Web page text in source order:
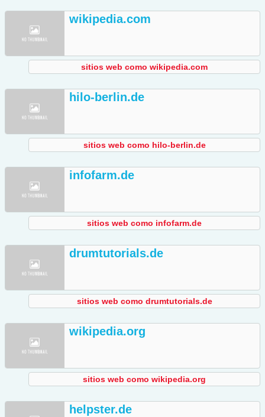
wikipedia.com
sitios web como wikipedia.com
hilo-berlin.de
sitios web como hilo-berlin.de
infofarm.de
sitios web como infofarm.de
drumtutorials.de
sitios web como drumtutorials.de
wikipedia.org
sitios web como wikipedia.org
helpster.de